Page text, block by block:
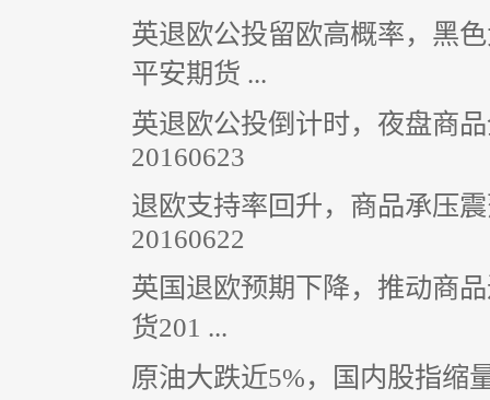
英退欧公投留欧高概率，黑
平安期货 ...
英退欧公投倒计时，夜盘商
20160623
退欧支持率回升，商品承压
20160622
英国退欧预期下降，推动商
货201 ...
原油大跌近5%，国内股指